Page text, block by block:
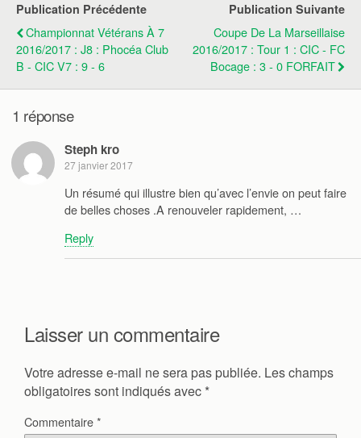
Publication Précédente
Championnat Vétérans À 7
2016/2017 : J8 : Phocéa Club
B - CIC V7 : 9 - 6
Publication Suivante
Coupe De La Marseillaise
2016/2017 : Tour 1 : CIC - FC
Bocage : 3 - 0 FORFAIT
1 réponse
Steph kro
27 janvier 2017
Un résumé qui illustre bien qu’avec l’envie on peut faire
de belles choses .A renouveler rapidement, …
Reply
Laisser un commentaire
Votre adresse e-mail ne sera pas publiée. Les champs
obligatoires sont indiqués avec *
Commentaire*